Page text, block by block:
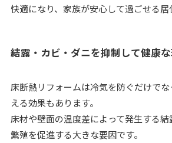
快適になり、家族が安心して過ごせる居
結露・カビ・ダニを抑制して健康
床断熱リフォームは冷気を防ぐだけで
える効果もあります。
床材や壁面の温度差によって発生する
繁殖を促進する大きな要因です。